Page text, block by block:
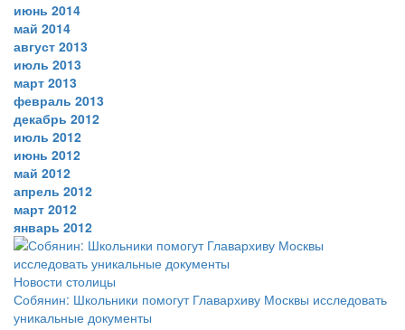
июнь 2014
май 2014
август 2013
июль 2013
март 2013
февраль 2013
декабрь 2012
июль 2012
июнь 2012
май 2012
апрель 2012
март 2012
январь 2012
Новости столицы
Собянин: Школьники помогут Главархиву Москвы исследовать
уникальные документы